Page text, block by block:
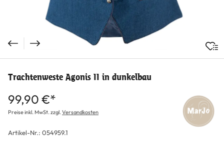
Trachtenweste Agonis II in dunkelbau
99,90 €*
Preise inkl. MwSt. zzgl.Versandkosten
Artikel-Nr.: 054959.1